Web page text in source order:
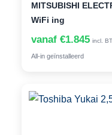
MITSUBISHI
WiFi ing
vanaf €1.845 incl.
All-in geïnstalleerd